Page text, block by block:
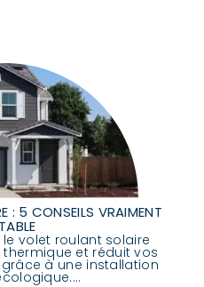
: 5 CONSEILS VRAIMENT
volet roulant solaire
et réduit vos
à une installation